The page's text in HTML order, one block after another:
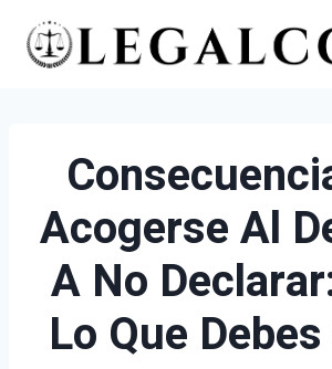
Saltar
Acogerse Al
A No
Lo Que